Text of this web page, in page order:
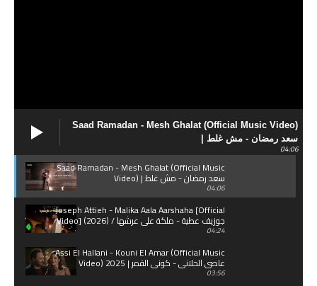
Saad Ramadan - Mesh Ghalat (Official Music Video)
| سعد رمضان - مش غلط
04:06
Saad Ramadan - Mesh Ghalat (Official Music
Video) | سعد رمضان - مش غلط
04:06
Joseph Attieh - Malika Aala Aarshaha [Official
Video] (2026) / جوزيف عطية - ملكة على عرشها
04:24
Assi El Hallani - Kouni El Amar (Official Music
Video) 2025 | عاصي الحلاني - كوني القمر
03:56